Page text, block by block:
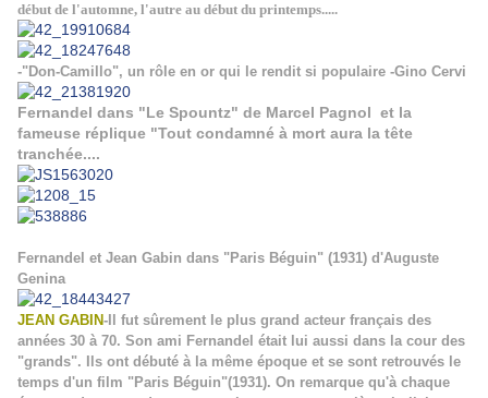
début de l'automne, l'autre au début du printemps.....
-"Don-Camillo", un rôle en or qui le rendit si populaire -Gino Cervi
Fernandel dans "Le Spountz" de Marcel Pagnol et la
fameuse réplique "Tout condamné à mort aura la tête
tranchée....
Fernandel et Jean Gabin dans "Paris Béguin" (1931) d'Auguste
Genina
JEAN GABIN-Il fut sûrement le plus grand acteur français des
années 30 à 70. Son ami Fernandel était lui aussi dans la cour des
"grands". Ils ont débuté à la même époque et se sont retrouvés le
temps d'un film "Paris Béguin"(1931). On remarque qu'à chaque